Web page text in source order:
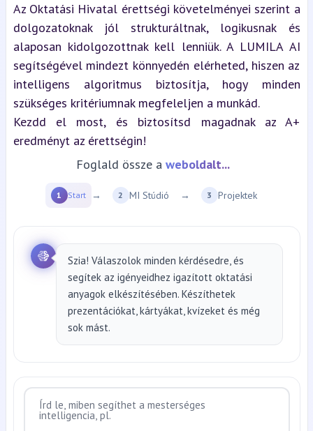
Az Oktatási Hivatal érettségi követelményei szerint a
dolgozatoknak jól strukturáltnak, logikusnak és
alaposan kidolgozottnak kell lenniük. A LUMILA AI
segítségével mindezt könnyedén elérheted, hiszen az
intelligens algoritmus biztosítja, hogy minden
szükséges kritériumnak megfeleljen a munkád.
Kezdd el most, és biztosítsd magadnak az A+
eredményt az érettségin!
Foglald össze a weboldalt...
1 Start → 2 MI Stúdió → 3 Projektek
Szia! Válaszolok minden kérdésedre, és
segítek az igényeidhez igazított oktatási
anyagok elkészítésében. Készíthetek
prezentációkat, kártyákat, kvízeket és még
sok mást.